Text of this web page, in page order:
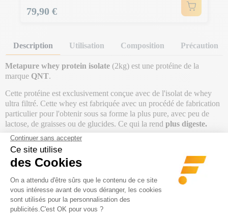
Prix
79,90 €
Description Utilisation Composition Précaution
Metapure whey protein isolate (2kg) est une protéine de la
marque QNT.
Cette protéine est exclusivement conçue avec de l'isolat de whey
ultra filtré. Cette whey est fabriquée avec un procédé de fabrication
particulier pour l'obtenir sous sa forme la plus pure, avec peu de
lactose, de graisses ou de glucides. Ce qui la rend plus digeste.
Metapure whey protein isolate est idéale si tu es en
sèche ou deperte de poids
journalier avec sa particularité d'être
Elle contient jusqu'à54,6 gde protéinespar portion journalière
Les protéines contribuent àaugmenteret àmaintenir
musculaire.